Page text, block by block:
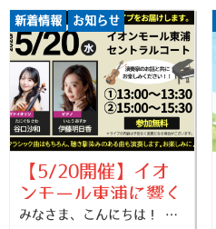
【5/20開催】イオ
ンモール東浦に響く
至近距離の生演奏！
みなさま、こんにちは！ 先日開催いたしました「100万人のクラシックライブ」第1回公演では、多くのお客様に足を止めていただき、誠にありがとうございました。 「買い物ついでに本物の音楽に触れられて感動した」「また開催してほしい！」という温かいお声にお応えし、早くも第2回ミニライブの開催が決定いたしました！ ■ 日常に、心がおどる生演奏を 弊社は「日常に音楽が溢れる街を目指して」という活動に賛同し、このライブを応援しています。 ホールでかしこまって聴くクラシックとは違い、演奏家の息遣いが聞こえるほどの「至近距離」で音色を楽しめるのがこのライブの魅力です。 第2回となる今回は、初夏の爽やかな季節にぴったりのプログラムをお届けします。 ■ イベント概要 日程： 2026年5月20日（水） 会場： イオンモール東浦 セントラルコート 時間： 13:00 〜 13:30 15:00 〜 15:30 料金： 参加無料 出演： 谷口 沙和（ヴァイオリン）、伊藤 明日香（ピアノ） ■ 今回のプログラム（予定） 今回のライブは「温故知新」や「記憶」をテーマにした、深みのある選曲となっています。 高見沢俊彦：Flower of life（100クラテーマソング） クライスラー：美しきロスマリン / ベートーヴェンの主題によるロンディーノ モーツァルト：ヴァイオリンとピアノのためのソナタ K.301 ドヴォルザーク：スラブ舞曲 第1番 ブラームス：間奏曲 / スケルツォ ※曲目、曲順は変更となる場合がございます 。 クラシックの名曲はもちろん、皆様が一度は耳にしたことのあるメロディも演奏予定です。演奏家のお二人による、ここでしか聞けない楽曲の解説や楽しいお話もぜひお楽しみに！ ■ 弊社の想い 私たちウインググループは、音楽を通じて地域のみなさまの日常が少しでも彩り豊かになるよう、この活動を継続してサポートしてまいります。当日は今回も、私 早川が共催者として開演前にご挨拶をさせていただきます。 お買い物やお出かけの合間に、ぜひ美しい音色に癒やされにいらしてください。 5月20日、イオンモール東浦にて皆様とお会いできるのを楽しみにしております！ 【今回のアーティスト紹介】 ヴァイオリン：谷口 沙和（たにぐち さわ）さん 豊田市出身。愛知県立芸術大学卒業。豊田文化新人賞を受賞されるなど、東海地方を中心に活発に活動されています。 ピアノ：伊藤 明日香（いとう あすか）さん 愛知県立芸術大学卒業。ボイストレーナーやラウンジ演奏、クラシック伴奏など、多才に活動されています。 【公式情報】 演奏家への応援メッセージや、全国の公演スケジュールはこちら。 100万人のクラシックライブ 公式サイト
新着情報 お知らせ